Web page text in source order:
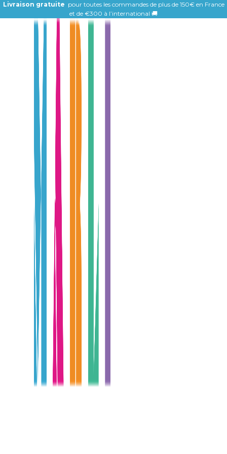
Livraison gratuite pour toutes les commandes de plus de 150€ en France
et de €300 à l’international 🚚